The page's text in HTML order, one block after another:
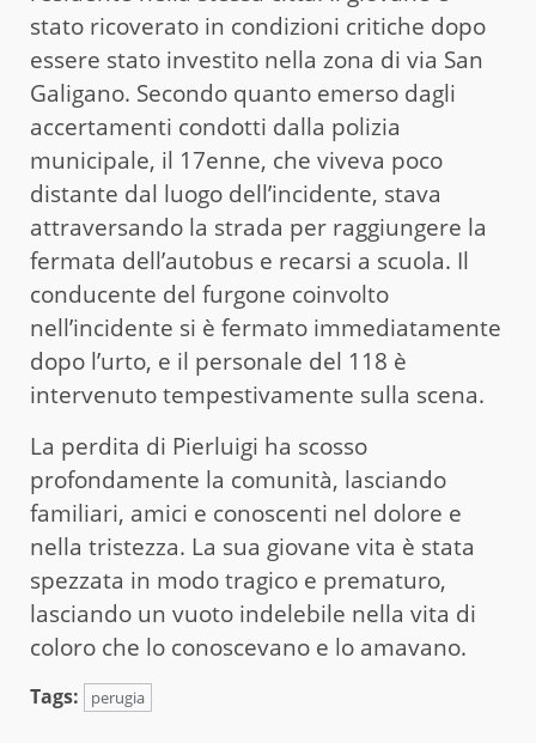
stato ricoverato in condizioni critiche dopo
essere stato investito nella zona di via San
Galigano. Secondo quanto emerso dagli
accertamenti condotti dalla polizia
municipale, il 17enne, che viveva poco
distante dal luogo dell’incidente, stava
attraversando la strada per raggiungere la
fermata dell’autobus e recarsi a scuola. Il
conducente del furgone coinvolto
nell’incidente si è fermato immediatamente
dopo l’urto, e il personale del 118 è
intervenuto tempestivamente sulla scena.
La perdita di Pierluigi ha scosso
profondamente la comunità, lasciando
familiari, amici e conoscenti nel dolore e
nella tristezza. La sua giovane vita è stata
spezzata in modo tragico e prematuro,
lasciando un vuoto indelebile nella vita di
coloro che lo conoscevano e lo amavano.
Tags: perugia